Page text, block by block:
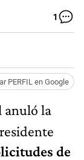
1
PERFIL en Google
anuló la
de